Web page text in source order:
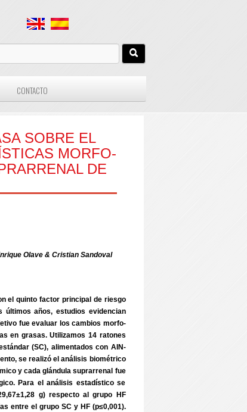
CONTACTO
SOBRE EL
MORFO-
DE
Olave & Cristian Sandoval
el quinto factor principal de riesgo
años, estudios evidencian
fue evaluar los cambios morfo-
en grasas. Utilizamos 14 ratones
(SC), alimentados con AIN-
se realizó el análisis biométrico
y cada glándula suprarrenal fue
Para el análisis estadístico se
g) respecto al grupo HF
entre el grupo SC y HF (p≤0,001).